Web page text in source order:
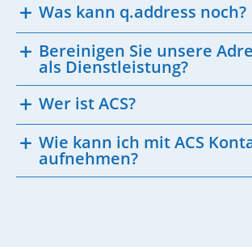
Was kann q.address noch?
Bereinigen Sie unsere
als Dienstleistung?
Wer ist ACS?
Wie kann ich mit ACS
aufnehmen?